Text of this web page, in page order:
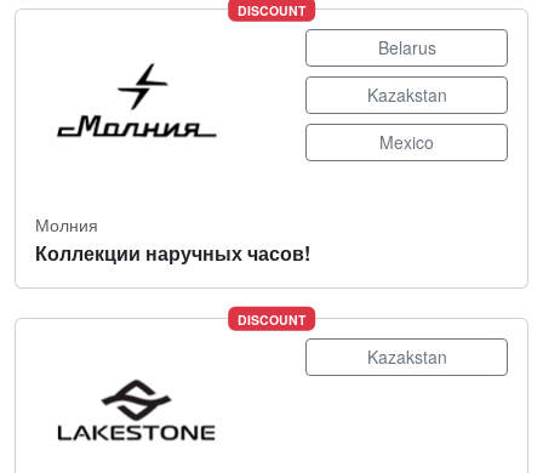
DISCOUNT
Belarus
Kazakstan
Mexico
Молния
Коллекции наручных часов!
DISCOUNT
Kazakstan